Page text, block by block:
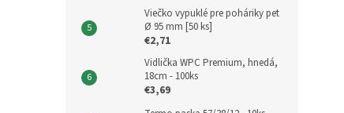
Viečko vypuklé pre poháriky pet
Ø 95 mm [50 ks]
€2,71
Vidlička WPC Premium, hnedá,
18cm - 100ks
€3,69